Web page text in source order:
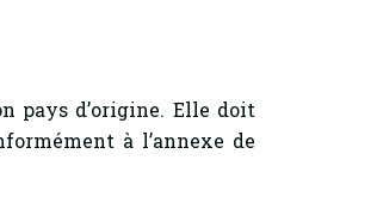
pays d’origine. Elle doit
à l’annexe de